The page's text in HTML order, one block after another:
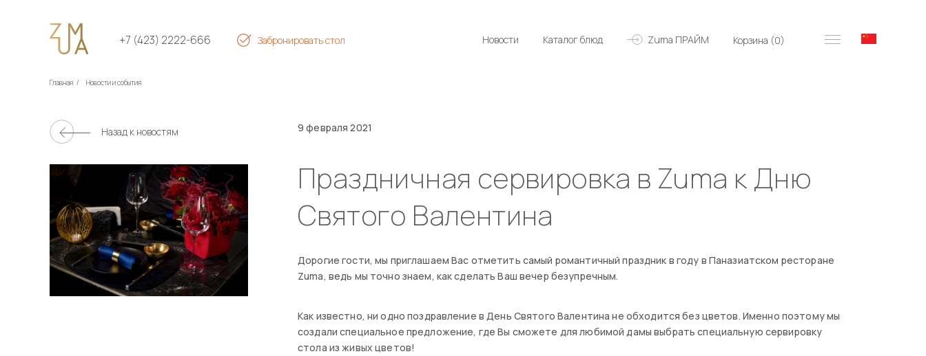
+7 (423) 2222-666 Забронировать стол Zuma ПРАЙМ
Каталог блюд
Новости Корзина (0)
Главная / Новости и события
Назад к новостям 9 февраля 2021
Праздничная сервировка в Zuma к Дню
Святого Валентина
Дорогие гости, мы приглашаем Вас отметить самый романтичный праздник в году в Паназиатском ресторане
Zuma, ведь мы точно знаем, как сделать Ваш вечер безупречным.
Как известно, ни одно поздравление в День Святого Валентина не обходится без цветов. Именно поэтому мы
создали специальное предложение, где Вы сможете для любимой дамы выбрать специальную сервировку
стола из живых цветов!